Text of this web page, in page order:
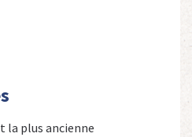
la plus ancienne